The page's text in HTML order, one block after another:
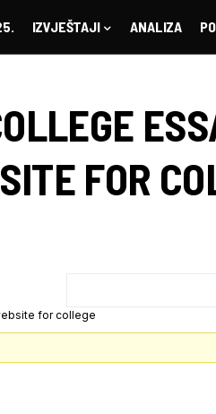
IZVJEŠTAJI ANALIZA
FOR
for college